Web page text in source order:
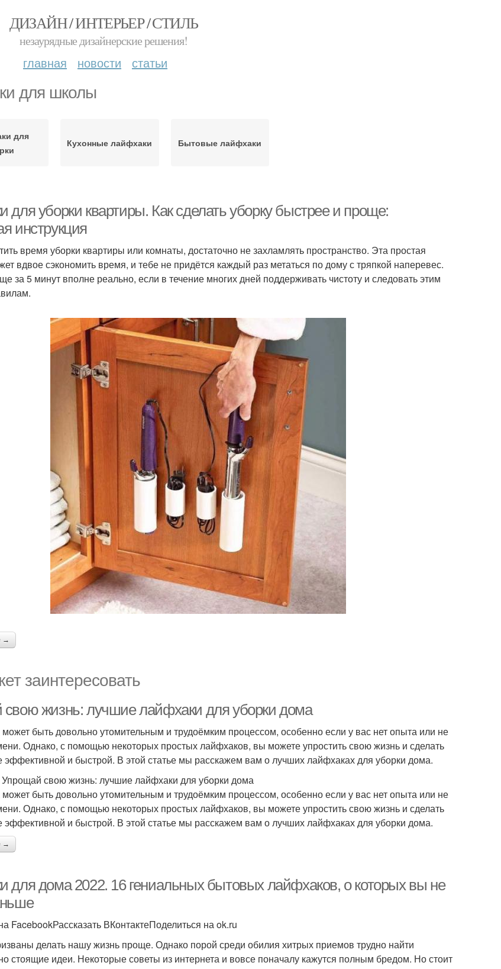
ДИЗАЙН / ИНТЕРЬЕР / СТИЛЬ
незаурядные дизайнерские решения!
главная новости статьи
для школы
для
Кухонные лайфхаки Бытовые лайфхаки
для уборки квартиры. Как сделать уборку быстрее и проще:
инструкция
время уборки квартиры или комнаты, достаточно не захламлять пространство. Эта простая
вдвое сэкономить время, и тебе не придётся каждый раз метаться по дому с тряпкой наперевес.
за 5 минут вполне реально, если в течение многих дней поддерживать чистоту и следовать этим
→
заинтересовать
жизнь: лучшие лайфхаки для уборки дома
быть довольно утомительным и трудоёмким процессом, особенно если у вас нет опыта или не
Однако, с помощью некоторых простых лайфхаков, вы можете упростить свою жизнь и сделать
эффективной и быстрой. В этой статье мы расскажем вам о лучших лайфхаках для уборки дома.
Упрощай свою жизнь: лучшие лайфхаки для уборки дома
быть довольно утомительным и трудоёмким процессом, особенно если у вас нет опыта или не
Однако, с помощью некоторых простых лайфхаков, вы можете упростить свою жизнь и сделать
эффективной и быстрой. В этой статье мы расскажем вам о лучших лайфхаках для уборки дома.
→
для дома 2022. 16 гениальных бытовых лайфхаков, о которых вы не
FacebookРассказать ВКонтактеПоделиться на ok.ru
делать нашу жизнь проще. Однако порой среди обилия хитрых приемов трудно найти
стоящие идеи. Некоторые советы из интернета и вовсе поначалу кажутся полным бредом. Но стоит